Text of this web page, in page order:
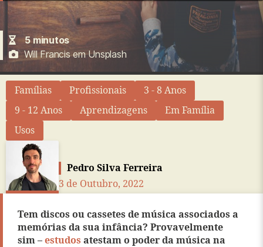
5 minutos
Will Francis em Unsplash
Famílias Profissionais
3 - 8 Anos
9 - 12 Anos
Aprendizagens
Em Família
Usos
Pedro Silva Ferreira
3 de Outubro, 2022
Tem discos ou cassetes de música associados a
memórias da sua infância? Provavelmente
sim – estudos atestam o poder da música na